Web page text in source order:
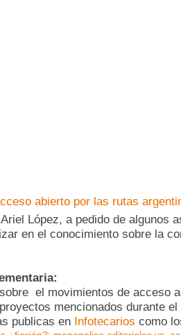
abierto por las rutas
López, a pedido de algunos
en el conocimiento sobre la
el movimientos de acceso
mencionados durante
publicas en Infotecarios como